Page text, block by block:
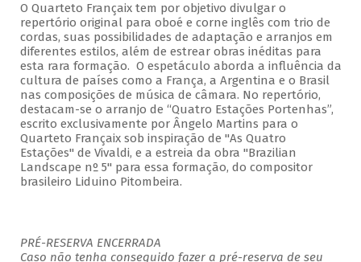
O Quarteto Françaix tem por objetivo divulgar o
repertório original para oboé e corne inglês com trio de
cordas, suas possibilidades de adaptação e arranjos em
diferentes estilos, além de estrear obras inéditas para
esta rara formação. O espetáculo aborda a influência da
cultura de países como a França, a Argentina e o Brasil
nas composições de música de câmara. No repertório,
destacam-se o arranjo de “Quatro Estações Portenhas”,
escrito exclusivamente por Ângelo Martins para o
Quarteto Françaix sob inspiração de "As Quatro
Estações" de Vivaldi, e a estreia da obra "Brazilian
Landscape nº 5" para essa formação, do compositor
brasileiro Liduino Pitombeira.
PRÉ-RESERVA ENCERRADA
Caso não tenha conseguido fazer a pré-reserva de seu